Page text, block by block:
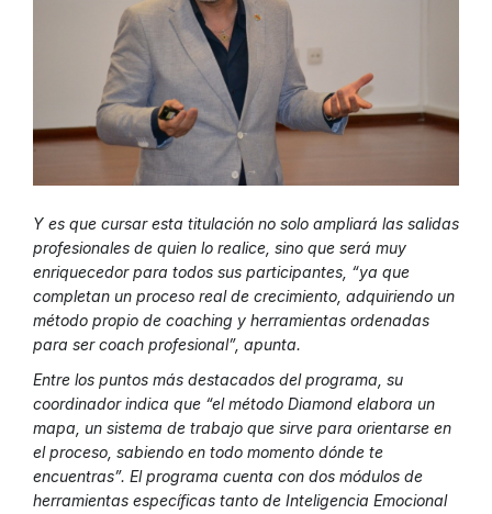
Y es que cursar esta titulación no solo ampliará las salidas
profesionales de quien lo realice, sino que será muy
enriquecedor para todos sus participantes, “ya que
completan un proceso real de crecimiento, adquiriendo un
método propio de coaching y herramientas ordenadas
para ser coach profesional”, apunta.
Entre los puntos más destacados del programa, su
coordinador indica que “el método Diamond elabora un
mapa, un sistema de trabajo que sirve para orientarse en
el proceso, sabiendo en todo momento dónde te
encuentras”. El programa cuenta con dos módulos de
herramientas específicas tanto de Inteligencia Emocional